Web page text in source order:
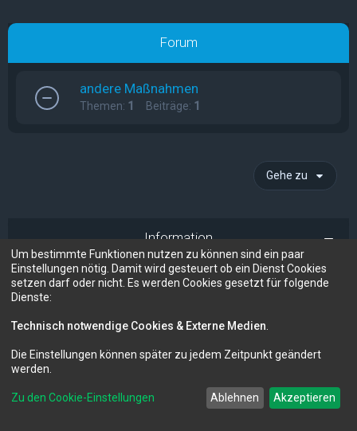
e
Forum
andere Maßnahmen
Themen: 1 Beiträge: 1
Gehe zu
Information
Forum für Audio und Video FM-Audio - dein audiovisuelles Forum
Powered by
Um bestimmte Funktionen nutzen zu können sind ein paar
Einstellungen nötig. Damit wird gesteuert ob ein Dienst Cookies
setzen darf oder nicht. Es werden Cookies gesetzt für folgende
Dienste:
Technisch notwendige Cookies & Externe Medien
Die Einstellungen können später zu jedem Zeitpunkt geändert
werden.
Zu den Cookie-Einstellungen Ablehnen Akzeptieren